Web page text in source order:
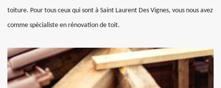
toiture. Pour tous ceux qui sont à Saint Laurent Des Vignes, vous nous avez
comme spécialiste en rénovation de toit.